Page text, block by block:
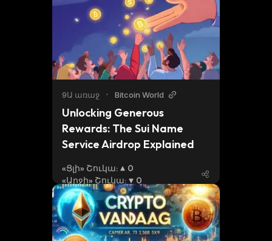
9Ա առաջ • Bitcoin World
Unlocking Generous
Rewards: The Sui Name
Service Airdrop Explained
«Ցլի» Շուկա:
0
«Արջի» Շուկա: 0